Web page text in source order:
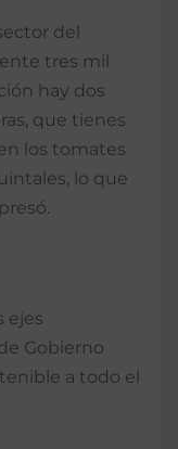
del
tres mil
hay dos
que tienes
los tomates
lo que
ejes
Gobierno
a todo el